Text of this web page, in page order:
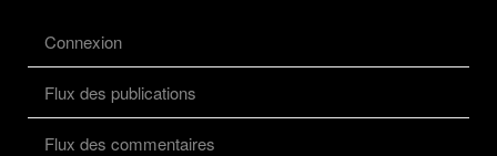
Connexion
Flux des publications
Flux des commentaires